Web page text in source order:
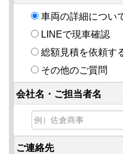
車両の詳細につい
LINEで現車確認
総額見積を依頼す
その他のご質問
会社名・ご担当者名
ご連絡先